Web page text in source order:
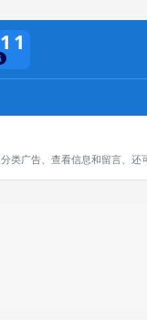
广告、查看信息和留言、还